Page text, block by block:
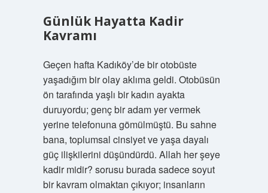
Günlük Hayatta Kadir
Kavramı
Geçen hafta Kadıköy’de bir otobüste
yaşadığım bir olay aklıma geldi. Otobüsün
ön tarafında yaşlı bir kadın ayakta
duruyordu; genç bir adam yer vermek
yerine telefonuna gömülmüştü. Bu sahne
bana, toplumsal cinsiyet ve yaşa dayalı
güç ilişkilerini düşündürdü. Allah her şeye
kadir midir? sorusu burada sadece soyut
bir kavram olmaktan çıkıyor; insanların